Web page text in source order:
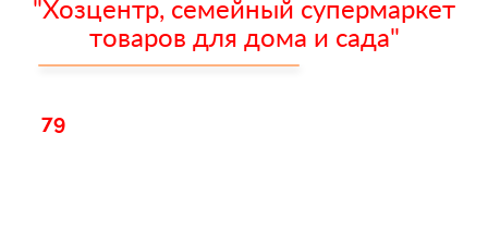
"Хозцентр, семейный супермаркет
товаров для дома и сада"
79